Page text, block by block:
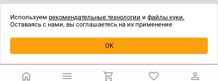
Уведомить о наличии
технологии.
Используем рекомендательные технологии и файлы куки.
Оставаясь с нами, вы соглашаетесь на их применение
OK